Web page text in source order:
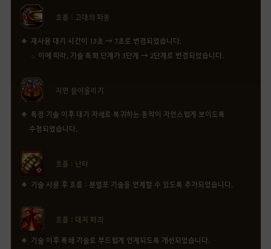
흐름 : 고대의 파동
재사용 대기 시간이 13초 → 7초로 변경되었습니다.
이에 따라, 기술 특화 단계가 3단계 → 2단계로 변경되었습니다.
지면 들어올리기
특정 기술 이후 대기 자세로 복귀하는 동작이 자연스럽게 보이도록
수정되었습니다.
흐름 : 난타
기술 사용 후 흐름 : 분열포 기술을 연계할 수 있도록 추가되었습니다.
흐름 : 대지 파괴
기술 이후 폭쇄 기술로 부드럽게 연계되도록 개선되었습니다.